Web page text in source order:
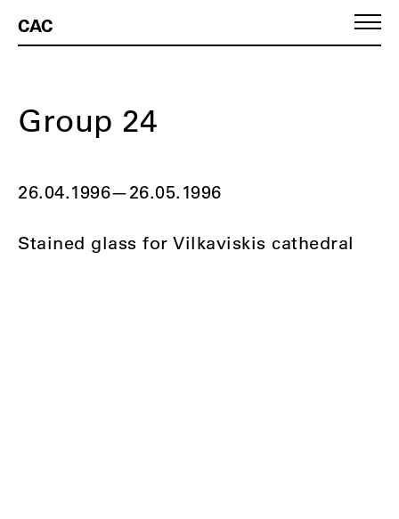
CAC
Group 24
26.04.1996—26.05.1996
Stained glass for Vilkaviskis cathedral